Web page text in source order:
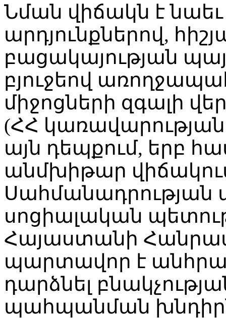
Նման վիճակն է
արդյունքներով,
բացակայության
բյուջեով
միջոցների զգալի
(ՀՀ կառավարության
այն դեպքում, երբ
անմխիթար
Սահմանադրության
սոցիալական
Հայաստանի
պարտավոր է
դարձնել
պահպանման